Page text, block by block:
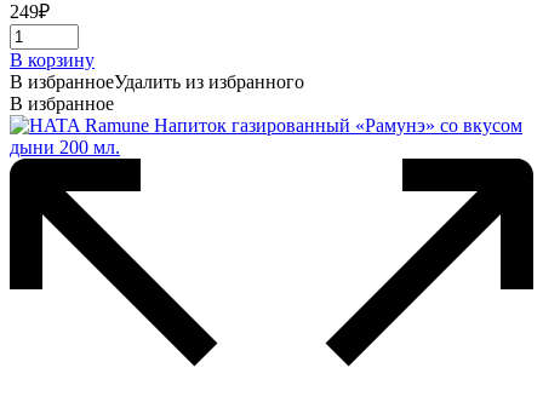
249₽
В корзину
В избранноеУдалить из избранного
В избранное